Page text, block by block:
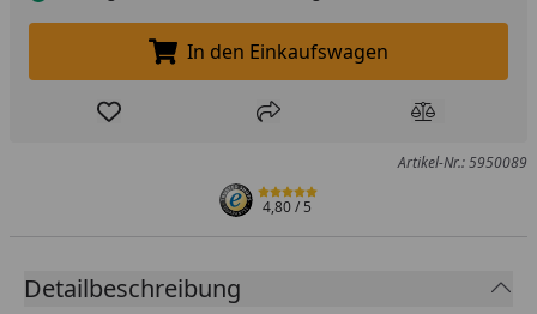
In den Einkaufswagen legen
In den Einkaufswagen
Produkt zur Wunschliste hinzufügen
Teilen Produkt
Artikel-Nr.: 5950089
4,80/ 5
Detailbeschreibung